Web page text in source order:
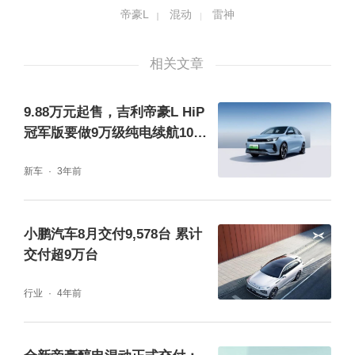
级电混还延续了帝豪家族一以贯之的高品质、
备支持穴位加热的云享自然亲肤座椅、72色森
林沉浸氛围灯、AQS空气质量管理系统、负离
子净化器等人性化科技配置，还搭载了540°透
S生态系统、10.25英寸高清液晶仪表+12.3英
寸高清悬浮中控屏、APP智能远程控制等丰富
的智能配置，以远超同级车型的高品质标准为
用户带来媲美二三十万高端轿车的高价值体
帝豪L 混动 雷神
相关文章
9.88万元起售，吉利帝豪L HiP
冠军版要做9万级纯电续航100k
新车 3年前
小鹏汽车8月交付9,578台 累计
交付超9万台
行业 4年前